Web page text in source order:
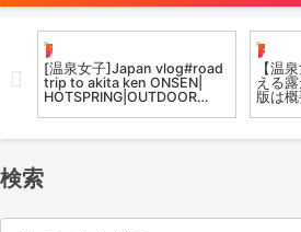
露
温泉女子
[温泉女子]Japan vlog#road
trip to akita ken ONSEN|
HOTSPRING|OUTDOOR
お風呂
【温
える
版は
検索